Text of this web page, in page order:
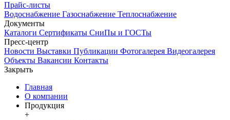
Прайс-листы
Водоснабжение Газоснабжение Теплоснабжение
Документы
Каталоги Сертификаты СниПы и ГОСТы
Пресс-центр
Новости Выставки Публикации Фотогалерея Видеогалерея
Объекты Вакансии Контакты
Закрыть
Главная
О компании
Продукция
+